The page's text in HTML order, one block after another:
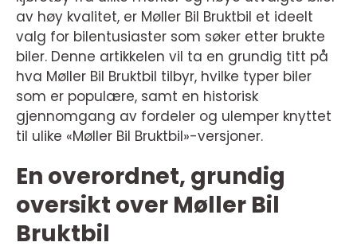
av høy kvalitet, er Møller Bil Bruktbil et ideelt
valg for bilentusiaster som søker etter brukte
biler. Denne artikkelen vil ta en grundig titt på
hva Møller Bil Bruktbil tilbyr, hvilke typer biler
som er populære, samt en historisk
gjennomgang av fordeler og ulemper knyttet
til ulike «Møller Bil Bruktbil»-versjoner.
En overordnet, grundig
oversikt over Møller Bil
Bruktbil